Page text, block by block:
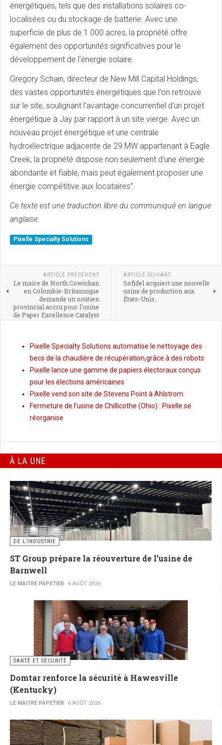
énergétiques, tels que des installations solaires co-
localisées ou du stockage de batterie. Avec une
superficie de plus de 1 000 acres, la propriété offre
également des opportunités significatives pour le
développement de l'énergie solaire.
Gregory Schain, directeur de New Mill Capital Holdings,
des vastes opportunités énergétiques que l'on retrouve
sur le site, soulignant l'avantage concurrentiel d'un projet
énergétique à Jay par rapport à un site vierge. Avec un
nouveau projet énergétique et une centrale
hydroélectrique adjacente de 29 MW appartenant à Eagle
Creek, la propriété dispose non seulement d'une énergie
abondante et fiable, mais peut également proposer une
énergie compétitive aux locataires".
Ce texte est une traduction libre du communiqué en langue
anglaise.
Pixelle Specialty Solutions
ARTICLE PRÉCÉDENT
Le maire de North Cowichan
en Colombie-Britannique
demande un soutien
provincial accru pour l'usine
de Paper Excellence Catalyst
Crofton
ARTICLE SUIVANT
Sofidel acquiert une nouvelle
usine de production aux
États-Unis.
Pixelle Specialty Solutions automatise le nettoyage des
becs de la chaudière de récupération,grâce à des robots
Pixelle lance une gamme de papiers électoraux conçus
pour les élections américaines
Pixelle vend son site de Stevens Point à Ahlstrom
Fermeture de l’usine de Chillicothe (Ohio) : Pixelle se
réorganise
À LA UNE
DE L’INDUSTRIE
ST Group prépare la réouverture de l’usine de
Barnwell
LE MAITRE PAPETIER 6 AOÛT 2026
SANTÉ ET SÉCURITÉ
Domtar renforce la sécurité à Hawesville
(Kentucky)
LE MAITRE PAPETIER 6 AOÛT 2026